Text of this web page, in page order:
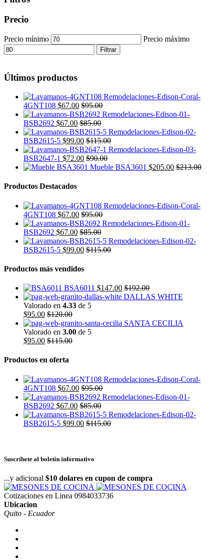
Precio
Precio mínimo Precio máximo
Filtrar
Últimos productos
4GNT108 $67.00 $95.00
BSB2692 $67.00 $85.00
BSB2615-5 $99.00 $115.00
BSB2647-1 $72.00 $90.00
Mueble BSA3601 $205.00 $213.00
Productos Destacados
4GNT108 $67.00 $95.00
BSB2692 $67.00 $85.00
BSB2615-5 $99.00 $115.00
Productos más vendidos
BSA6011 $147.00 $192.00
DALLAS WHITE
Valorado en 4.33 de 5
$95.00 $120.00
SANTA CECILIA
Valorado en 3.00 de 5
$95.00 $115.00
Productos en oferta
4GNT108 $67.00 $95.00
BSB2692 $67.00 $85.00
BSB2615-5 $99.00 $115.00
Suscríbete al boletín informativo
...y adicional $10 dolares en cupon de compra
Cotizaciones en Linea 0984033736
Ubicacion
Quito - Ecuador